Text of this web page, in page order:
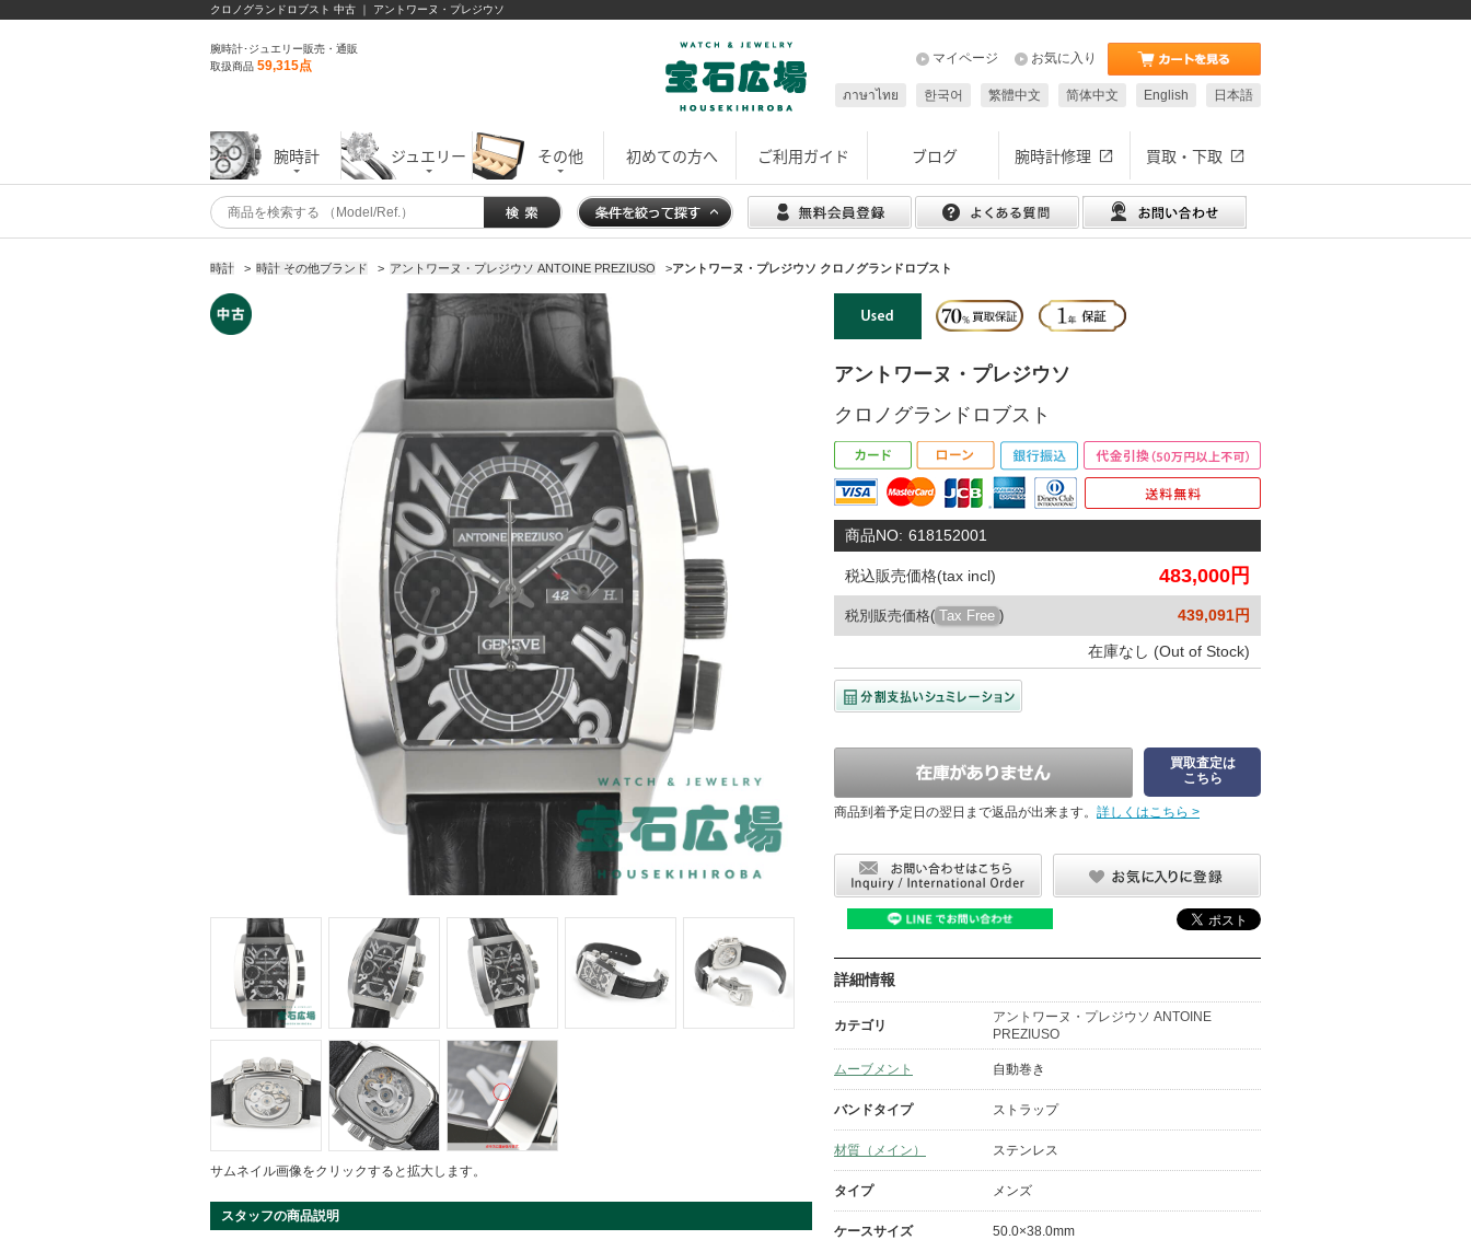
クロノグランドロブスト 中古 ｜ アントワーヌ・プレジウソ
腕時計･ジュエリー販売・通販
取扱商品 59,315点 お気に入り
マイページ
日本語
English
简体中文
繁體中文
한국어
ภาษาไทย
腕時計 ジュエリー その他 初めての方へ ご利用ガイド ブログ 腕時計修理 買取・下取
時計 > 時計 その他ブランド > アントワーヌ・プレジウソ ANTOINE PREZIUSO >アントワーヌ・プレジウソ クロノグランドロブスト
サムネイル画像をクリックすると拡大します。
スタッフの商品説明
アントワーヌ・プレジウソ
クロノグランドロブスト
商品NO: 618152001
税込販売価格(tax incl) 483,000円
税別販売価格( Tax Free ) 439,091円
在庫なし (Out of Stock)
買取査定は
こちら
商品到着予定日の翌日まで返品が出来ます。 詳しくはこちら >
詳細情報
カテゴリ
アントワーヌ・プレジウソ ANTOINE
PREZIUSO
ムーブメント 自動巻き
バンドタイプ ストラップ
材質（メイン） ステンレス
タイプ メンズ
ケースサイズ 50.0×38.0mm